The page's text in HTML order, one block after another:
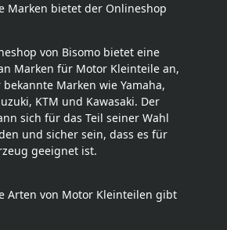
Marken bietet der Onlineshop
von Bisomo bietet eine
Marken für Motor Kleinteile an,
Marken wie Yamaha,
KTM und Kawasaki. Der
sich für das Teil seiner Wahl
und sicher sein, dass es für
geeignet ist.
Arten von Motor Kleinteilen gibt